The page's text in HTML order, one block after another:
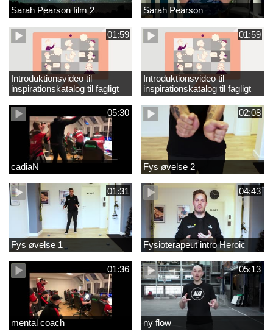
Sarah Pearson film 2 Sarah Pearson
01:59
Introduktionsvideo til
inspirationskatalog til fagligt
løft_tilrettet
01:59
Introduktionsvideo til
inspirationskatalog til fagligt
løft
05:30
cadiaN
02:08
Fys øvelse 2
01:31
Fys øvelse 1
04:43
Fysioterapeut intro Heroic
01:36
mental coach
05:13
ny flow